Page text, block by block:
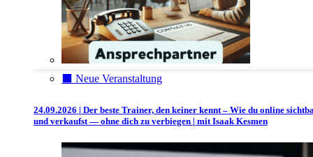
⬛️ Neue Veranstaltung
24.09.2026 | Der beste Trainer, den keiner kennt – Wie du online
und verkaufst — ohne dich zu verbiegen | mit Isaak Kesmen